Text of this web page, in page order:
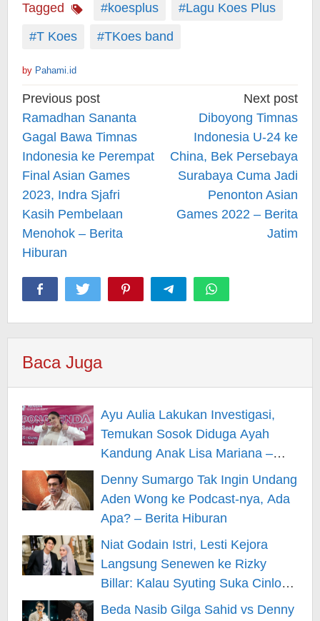
Tagged #koesplus
#Lagu Koes Plus
#T Koes
#TKoes band
by Pahami.id
Post
navigation
Previous post
Ramadhan Sananta
Gagal Bawa Timnas
Indonesia ke Perempat
Final Asian Games
2023, Indra Sjafri
Kasih Pembelaan
Menohok – Berita
Hiburan
Next post
Diboyong Timnas
Indonesia U-24 ke
China, Bek Persebaya
Surabaya Cuma Jadi
Penonton Asian
Games 2022 – Berita
Jatim
Baca Juga
Ayu Aulia Lakukan Investigasi,
Temukan Sosok Diduga Ayah
Kandung Anak Lisa Mariana –
Berita Hiburan
Denny Sumargo Tak Ingin Undang
Aden Wong ke Podcast-nya, Ada
Apa? – Berita Hiburan
Niat Godain Istri, Lesti Kejora
Langsung Senewen ke Rizky
Billar: Kalau Syuting Suka Cinlok?
– Berita Hiburan
Beda Nasib Gilga Sahid vs Denny